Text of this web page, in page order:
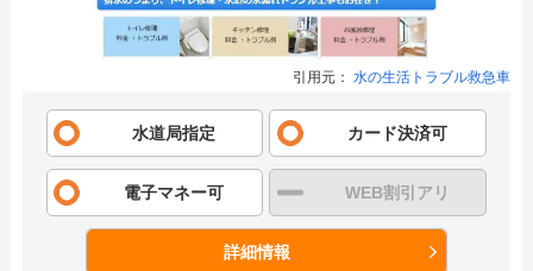
引用元： 水の生活トラブル救急車
水道局指定 カード決済可
電子マネー可 WEB割引アリ
詳細情報